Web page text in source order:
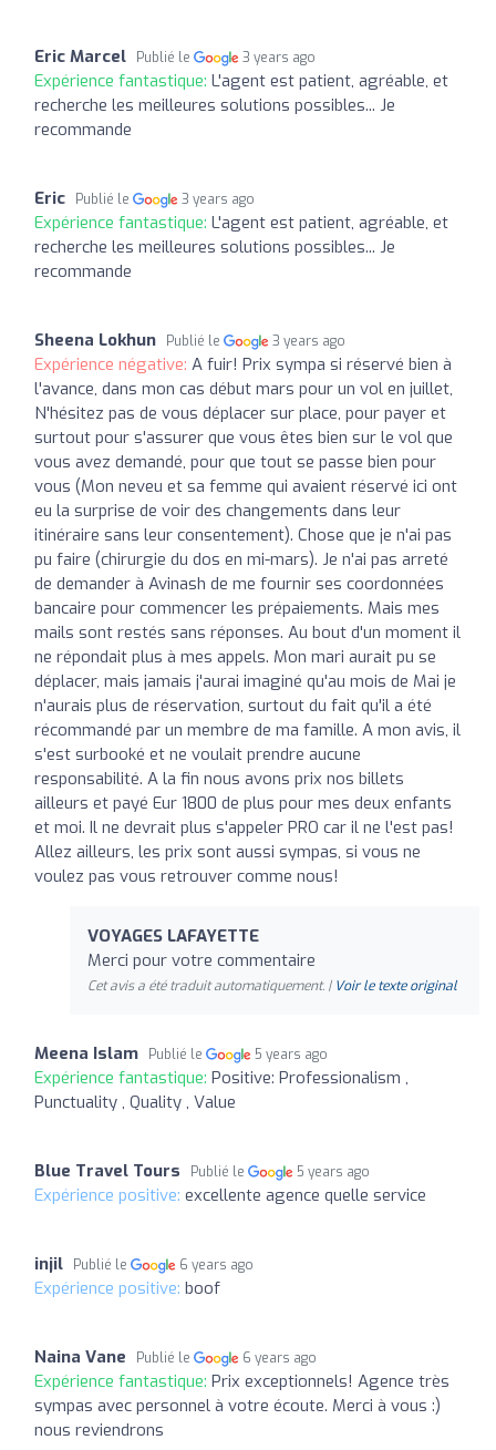
Eric Marcel Publié le 3 years ago
Expérience fantastique: L'agent est patient, agréable, et
recherche les meilleures solutions possibles... Je
recommande
Eric Publié le 3 years ago
Expérience fantastique: L'agent est patient, agréable, et
recherche les meilleures solutions possibles... Je
recommande
Sheena Lokhun Publié le 3 years ago
Expérience négative: A fuir! Prix sympa si réservé bien à
l'avance, dans mon cas début mars pour un vol en juillet,
N'hésitez pas de vous déplacer sur place, pour payer et
surtout pour s'assurer que vous êtes bien sur le vol que
vous avez demandé, pour que tout se passe bien pour
vous (Mon neveu et sa femme qui avaient réservé ici ont
eu la surprise de voir des changements dans leur
itinéraire sans leur consentement). Chose que je n'ai pas
pu faire (chirurgie du dos en mi-mars). Je n'ai pas arreté
de demander à Avinash de me fournir ses coordonnées
bancaire pour commencer les prépaiements. Mais mes
mails sont restés sans réponses. Au bout d'un moment il
ne répondait plus à mes appels. Mon mari aurait pu se
déplacer, mais jamais j'aurai imaginé qu'au mois de Mai je
n'aurais plus de réservation, surtout du fait qu'il a été
récommandé par un membre de ma famille. A mon avis, il
s'est surbooké et ne voulait prendre aucune
responsabilité. A la fin nous avons prix nos billets
ailleurs et payé Eur 1800 de plus pour mes deux enfants
et moi. Il ne devrait plus s'appeler PRO car il ne l'est pas!
Allez ailleurs, les prix sont aussi sympas, si vous ne
voulez pas vous retrouver comme nous!
VOYAGES LAFAYETTE
Merci pour votre commentaire
Cet avis a été traduit automatiquement. | Voir le texte original
Meena Islam Publié le 5 years ago
Expérience fantastique: Positive: Professionalism ,
Punctuality , Quality , Value
Blue Travel Tours Publié le 5 years ago
Expérience positive: excellente agence quelle service
injil Publié le 6 years ago
Expérience positive: boof
Naina Vane Publié le 6 years ago
Expérience fantastique: Prix exceptionnels! Agence très
sympas avec personnel à votre écoute. Merci à vous :)
nous reviendrons